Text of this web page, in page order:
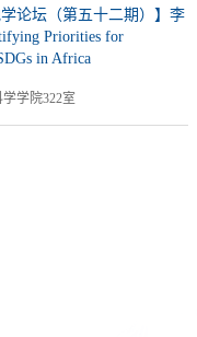
学论坛（第五十二期）】李
Priorities for
in Africa
学院322室